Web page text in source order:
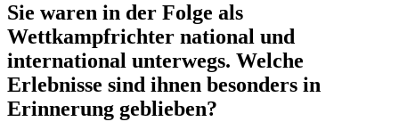
Sie waren in der Folge als
Wettkampfrichter national und
international unterwegs. Welche
Erlebnisse sind ihnen besonders in
Erinnerung geblieben?